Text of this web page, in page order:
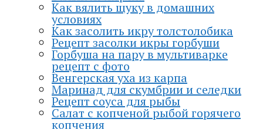
Как вялить щуку в домашних
условиях
Как засолить икру толстолобика
Рецепт засолки икры горбуши
Горбуша на пару в мультиварке
рецепт с фото
Венгерская уха из карпа
Маринад для скумбрии и селедки
Рецепт соуса для рыбы
Салат с копченой рыбой горячего
копчения